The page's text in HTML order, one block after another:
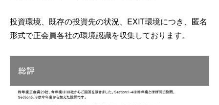
投資環境、既存の投資先の状況、EXIT環境につき、匿名
形式で正会員各社の環境認識を収集しております。